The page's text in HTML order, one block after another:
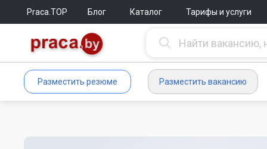
Praca.TOP Блог Каталог Тарифы и услуги
Разместить резюме Разместить вакансию